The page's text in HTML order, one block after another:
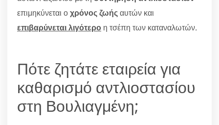
επιμηκύνεται οχρόνος ζωήςαυτών και
επιβαρύνεται λιγότερο η τσέπη των καταναλωτών.
Πότε ζητάτε εταιρεία για
καθαρισμό αντλιοστασίου
στη Βουλιαγμένη;